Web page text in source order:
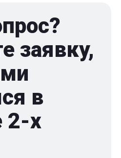
заявку,
в
2-x